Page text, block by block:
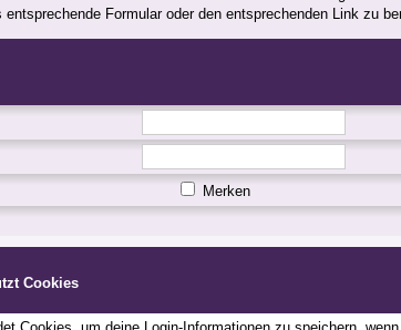
Cookies
Formular oder den entsprechenden Link zu
Merken